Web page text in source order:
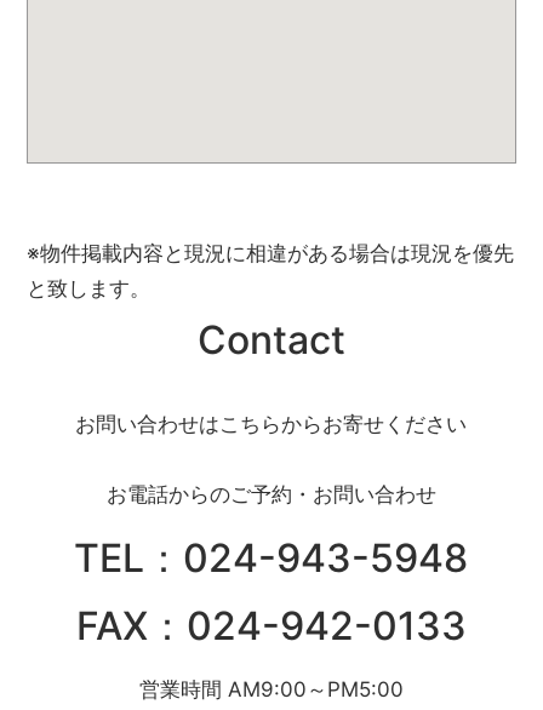
※物件掲載内容と現況に相違がある場合は現況を優先
と致します。
Contact
お問い合わせはこちらからお寄せください
お電話からのご予約・お問い合わせ
TEL：024-943-5948
FAX：024-942-0133
営業時間 AM9:00～PM5:00